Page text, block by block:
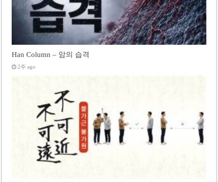
Han Column – 암의 습격
2주 ago